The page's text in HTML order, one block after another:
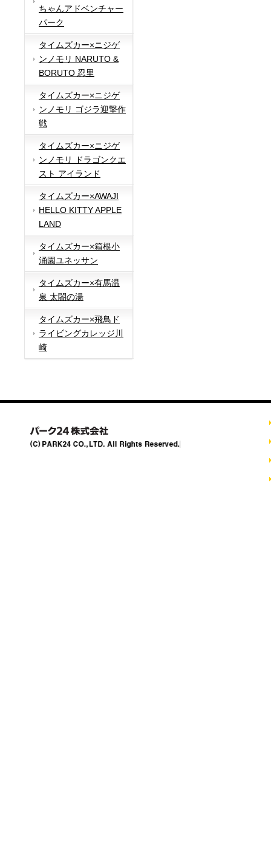
ちゃんアドベンチャー
パーク
タイムズカー×ニジゲ
ンノモリ NARUTO &
BORUTO 忍里
タイムズカー×ニジゲ
ンノモリ ゴジラ迎撃作
戦
タイムズカー×ニジゲ
ンノモリ ドラゴンクエ
スト アイランド
タイムズカー×AWAJI
HELLO KITTY APPLE
LAND
タイムズカー×箱根小
涌園ユネッサン
タイムズカー×有馬温
泉 太閤の湯
タイムズカー×飛鳥ド
ライビングカレッジ川
崎